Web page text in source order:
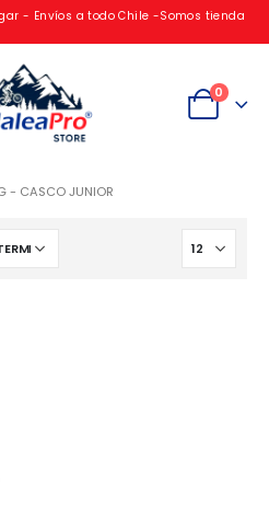
- Envíos a todo Chile -Somos tienda
0
- CASCO JUNIOR